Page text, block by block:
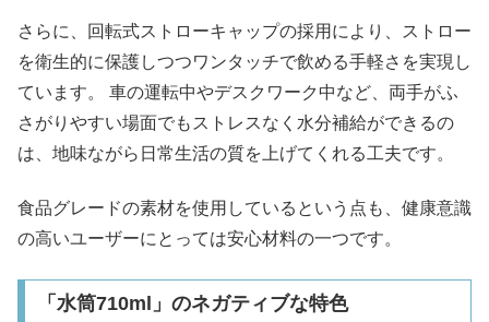
さらに、回転式ストローキャップの採用により、ストロー
を衛生的に保護しつつワンタッチで飲める手軽さを実現し
ています。 車の運転中やデスクワーク中など、両手がふ
さがりやすい場面でもストレスなく水分補給ができるの
は、地味ながら日常生活の質を上げてくれる工夫です。
食品グレードの素材を使用しているという点も、健康意識
の高いユーザーにとっては安心材料の一つです。
「水筒710ml」のネガティブな特色